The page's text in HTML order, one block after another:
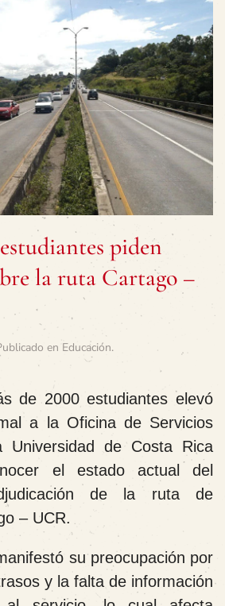
piden
la ruta Cartago –
en Educación.
de 2000 estudiantes elevó
a la Oficina de Servicios
Universidad de Costa Rica
el estado actual del
de la ruta de
– UCR.
su preocupación por
y la falta de información